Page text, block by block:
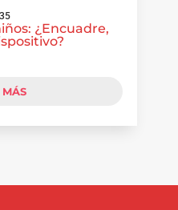
¿Encuadre,
MÁS